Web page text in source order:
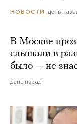
НОВОСТИ день
В Москве
слышали в
было — не
день назад